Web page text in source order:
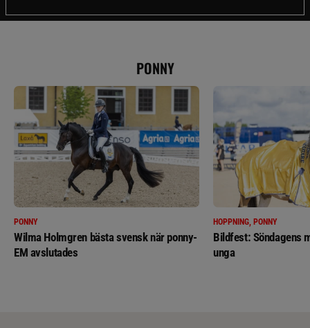
PONNY
PONNY
Wilma Holmgren bästa svensk när ponny-
EM avslutades
HOPPNING, PONNY
Bildfest: Söndagens
unga